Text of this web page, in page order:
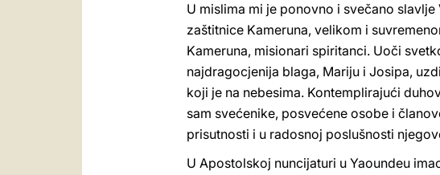
U mislima mi je ponovno i svečano
zaštitnice Kameruna, velikom i
Kameruna, misionari spiritanci. Uoči
najdragocjenija blaga, Mariju i Josipa,
koji je na nebesima. Kontemplirajući
sam svećenike, posvećene osobe i
prisutnosti i u radosnoj poslušnosti
U Apostolskoj nuncijaturi u Yaoundeu